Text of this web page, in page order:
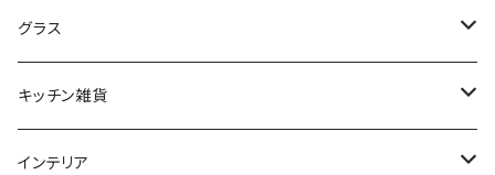
プレート・ボウル（陶磁器）
プレート・ボウル（ガラス）
ティーカップ・マグ
グラス
ワイン・シャンパン
タンブラー・ビール
キッチン雑貨
テーブルランナー、プレースマット、クロス
インテリア